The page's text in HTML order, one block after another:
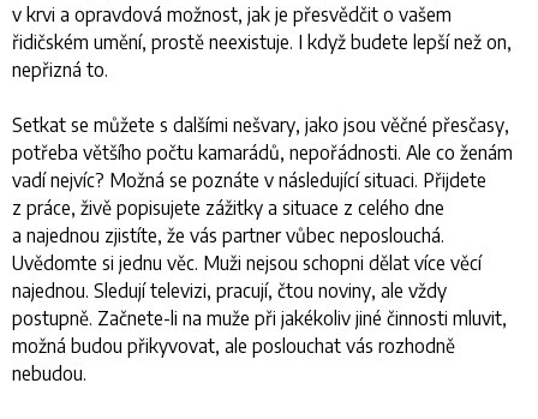
v krvi a opravdová možnost, jak je přesvědčit o vašem
řidičském umění, prostě neexistuje. I když budete lepší než on,
nepřizná to.
Setkat se můžete s dalšími nešvary, jako jsou věčné přesčasy,
potřeba většího počtu kamarádů, nepořádnosti. Ale co ženám
vadí nejvíc? Možná se poznáte v následující situaci. Přijdete
z práce, živě popisujete zážitky a situace z celého dne
a najednou zjistíte, že vás partner vůbec neposlouchá.
Uvědomte si jednu věc. Muži nejsou schopni dělat více věcí
najednou. Sledují televizi, pracují, čtou noviny, ale vždy
postupně. Začnete-li na muže při jakékoliv jiné činnosti mluvit,
možná budou přikyvovat, ale poslouchat vás rozhodně
nebudou.